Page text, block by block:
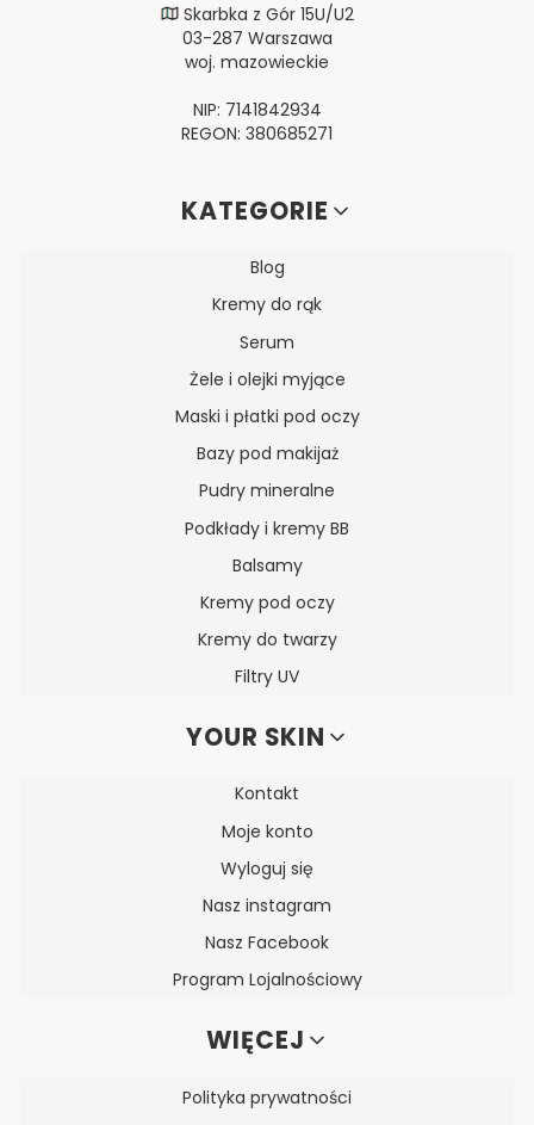
Skarbka z Gór 15U/U2
03-287 Warszawa
woj. mazowieckie
NIP: 7141842934
REGON: 380685271
Linki w stopceKATEGORIE
Blog
Kremy do rąk
Serum
Żele i olejki myjące
Maski i płatki pod oczy
Bazy pod makijaż
Pudry mineralne
Podkłady i kremy BB
Balsamy
Kremy pod oczy
Kremy do twarzy
Filtry UV
YOUR SKIN
Kontakt
Moje konto
Wyloguj się
Nasz instagram
Nasz Facebook
Program Lojalnościowy
WIĘCEJ
Polityka prywatności